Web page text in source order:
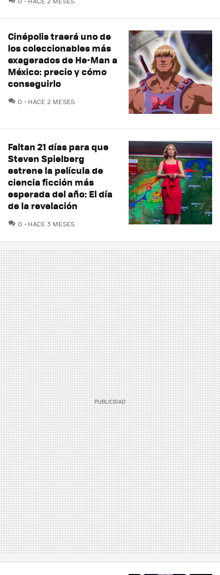
Cinépolis traerá uno de
los coleccionables más
exagerados de He-Man a
México: precio y cómo
conseguirlo
0 COMENTARIOS
HACE 2 MESES
Faltan 21 días para que
Steven Spielberg
estrene la película de
ciencia ficción más
esperada del año: El día
de la revelación
0 COMENTARIOS
HACE 3 MESES